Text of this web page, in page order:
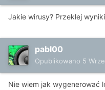
Jakie wirusy? Przeklej
pabl00
Opublikowano 5
Nie wiem jak wygenerować